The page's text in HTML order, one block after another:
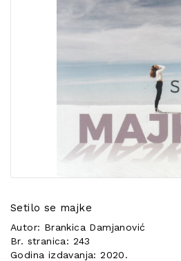
Setilo se majke
Autor: Brankica Damjanović
Br. stranica: 243
Godina izdavanja: 2020.